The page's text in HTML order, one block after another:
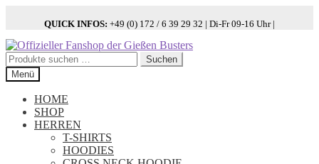
QUICK INFOS: +49 (0) 172 / 6 39 29 32 | Di-Fr 09-16 Uhr |
Zur
Navigation
springen
Zum
Inhalt
springen
Suchen
nach:
Suchen
Menü
HOME
SHOP
HERREN
T-SHIRTS
HOODIES